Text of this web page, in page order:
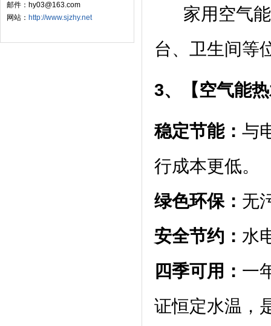
邮件：hy03@163.com
网站： http://www.sjzhy.net
家用空气能
台、卫生间等
3、【空气能
稳定节能： 与
行成本更低。
绿色环保： 无
安全节约： 水
四季可用： 一
证恒定水温，